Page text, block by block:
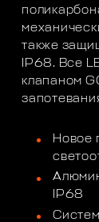
также
IP68. Все
клапаном
Новое
IP68